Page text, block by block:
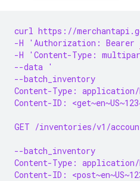
curl https://
-H 'Authorization: Bearer
-H 'Content-Type:
--data '
--batch_inventory
Content-Type:
Content-ID:
GET /inventories/v1/
--batch_inventory
Content-Type:
Content-ID: